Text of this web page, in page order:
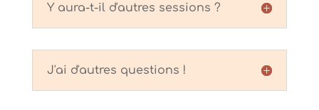
Y aura-t-il d'autres sessions ?
J'ai d'autres questions !